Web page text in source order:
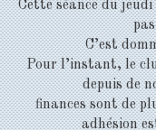
Cette séance du jeudi
C’est
Pour l’instant, le
depuis de
finances sont de
adhésion